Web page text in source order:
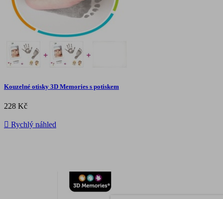
Kouzelné otisky 3D Memories s potiskem
228 Kč
 Rychlý náhled